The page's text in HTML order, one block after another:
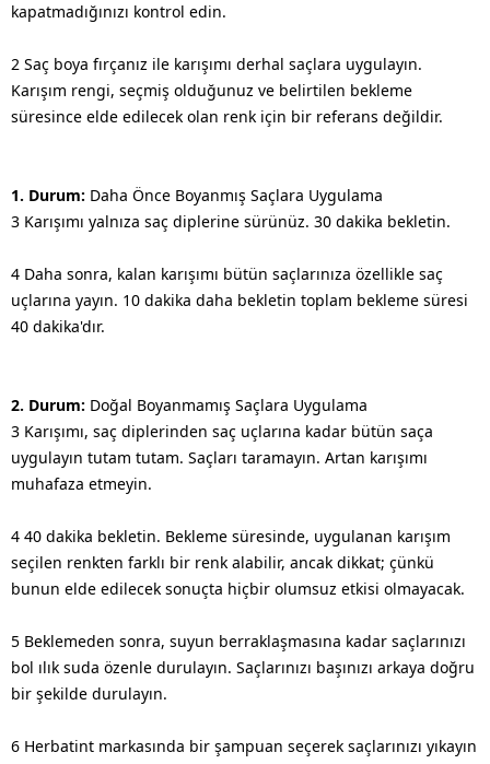
kapatmadığınızı kontrol edin.
2 Saç boya fırçanız ile karışımı derhal saçlara uygulayın.
Karışım rengi, seçmiş olduğunuz ve belirtilen bekleme
süresince elde edilecek olan renk için bir referans değildir.
1. Durum: Daha Önce Boyanmış Saçlara Uygulama
3 Karışımı yalnıza saç diplerine sürünüz. 30 dakika bekletin.
4 Daha sonra, kalan karışımı bütün saçlarınıza özellikle saç
uçlarına yayın. 10 dakika daha bekletin toplam bekleme süresi
40 dakika'dır.
2. Durum: Doğal Boyanmamış Saçlara Uygulama
3 Karışımı, saç diplerinden saç uçlarına kadar bütün saça
uygulayın tutam tutam. Saçları taramayın. Artan karışımı
muhafaza etmeyin.
4 40 dakika bekletin. Bekleme süresinde, uygulanan karışım
seçilen renkten farklı bir renk alabilir, ancak dikkat; çünkü
bunun elde edilecek sonuçta hiçbir olumsuz etkisi olmayacak.
5 Beklemeden sonra, suyun berraklaşmasına kadar saçlarınızı
bol ılık suda özenle durulayın. Saçlarınızı başınızı arkaya doğru
bir şekilde durulayın.
6 Herbatint markasında bir şampuan seçerek saçlarınızı yıkayın